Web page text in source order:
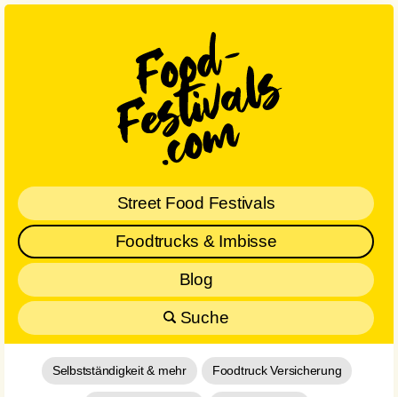
Street Food Festivals
Foodtrucks & Imbisse
Blog
Suche
Selbstständigkeit & mehr Foodtruck Versicherung